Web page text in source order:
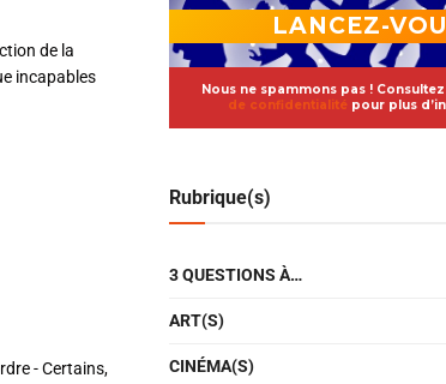
de la
incapables
- Certains,
Nous ne spammons pas !
de confidentialité pour plus
Rubrique(s)
3 QUESTIONS À…
ART(S)
CINÉMA(S)